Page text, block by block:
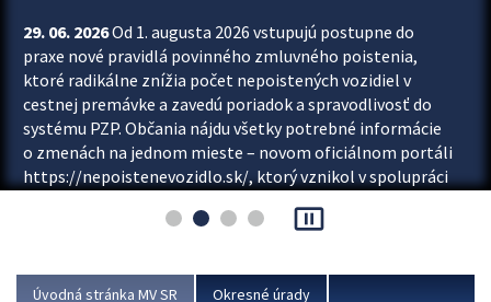
29. 06. 2026Od 1. augusta 2026 vstupujú postupne do
praxe nové pravidlá povinného zmluvného poistenia,
ktoré radikálne znížia počet nepoistených vozidiel v
cestnej premávke a zavedú poriadok a spravodlivosť do
systému PZP. Občania nájdu všetky potrebné informácie
o zmenách na jednom mieste – novom oficiálnom portáli
https://nepoistenevozidlo.sk/, ktorý vznikol v spolupráci
asociácie poisťovní (SLASPO) a Ministerstva vnútra SR.
Viac
pause_presentation
Úvodná stránka MV SR Okresné úrady